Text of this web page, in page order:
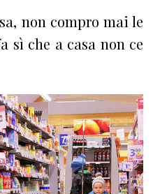
non compro mai le
sì che a casa non ce